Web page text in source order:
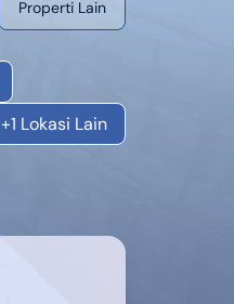
Properti Lain
+1 Lokasi Lain